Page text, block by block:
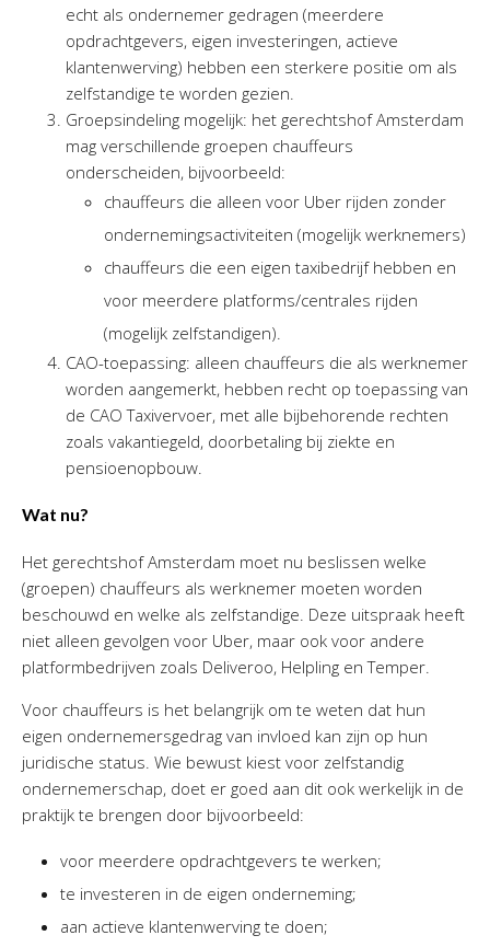
echt als ondernemer gedragen (meerdere
opdrachtgevers, eigen investeringen, actieve
klantenwerving) hebben een sterkere positie om als
zelfstandige te worden gezien.
Groepsindeling mogelijk: het gerechtshof Amsterdam
mag verschillende groepen chauffeurs
onderscheiden, bijvoorbeeld:
chauffeurs die alleen voor Uber rijden zonder
ondernemingsactiviteiten (mogelijk werknemers)
chauffeurs die een eigen taxibedrijf hebben en
voor meerdere platforms/centrales rijden
(mogelijk zelfstandigen).
CAO-toepassing: alleen chauffeurs die als werknemer
worden aangemerkt, hebben recht op toepassing van
de CAO Taxivervoer, met alle bijbehorende rechten
zoals vakantiegeld, doorbetaling bij ziekte en
pensioenopbouw.
Wat nu?
Het gerechtshof Amsterdam moet nu beslissen welke
(groepen) chauffeurs als werknemer moeten worden
beschouwd en welke als zelfstandige. Deze uitspraak heeft
niet alleen gevolgen voor Uber, maar ook voor andere
platformbedrijven zoals Deliveroo, Helpling en Temper.
Voor chauffeurs is het belangrijk om te weten dat hun
eigen ondernemersgedrag van invloed kan zijn op hun
juridische status. Wie bewust kiest voor zelfstandig
ondernemerschap, doet er goed aan dit ook werkelijk in de
praktijk te brengen door bijvoorbeeld:
voor meerdere opdrachtgevers te werken;
te investeren in de eigen onderneming;
aan actieve klantenwerving te doen;